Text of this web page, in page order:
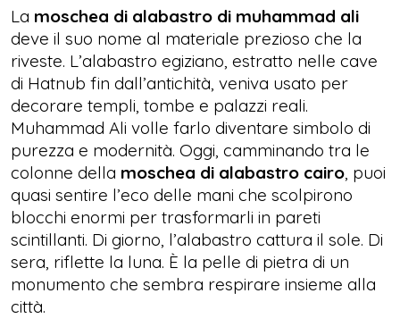
La moschea di alabastro di muhammad ali
deve il suo nome al materiale prezioso che la
riveste. L’alabastro egiziano, estratto nelle cave
di Hatnub fin dall’antichità, veniva usato per
decorare templi, tombe e palazzi reali.
Muhammad Ali volle farlo diventare simbolo di
purezza e modernità. Oggi, camminando tra le
colonne della moschea di alabastro cairo, puoi
quasi sentire l’eco delle mani che scolpirono
blocchi enormi per trasformarli in pareti
scintillanti. Di giorno, l’alabastro cattura il sole. Di
sera, riflette la luna. È la pelle di pietra di un
monumento che sembra respirare insieme alla
città.